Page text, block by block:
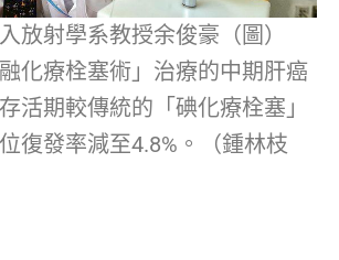
放射學系教授余俊豪（圖）
化療栓塞術」治療的中期肝癌
活期較傳統的「碘化療栓塞」
復發率減至4.8%。（鍾林枝